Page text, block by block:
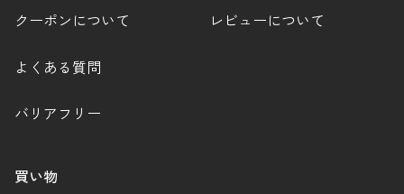
クーポンについて レビューについて
よくある質問
バリアフリー
買い物